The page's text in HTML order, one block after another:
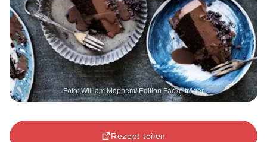
Foto: William Meppem/ Edition Fackelträger
Rezept teilen